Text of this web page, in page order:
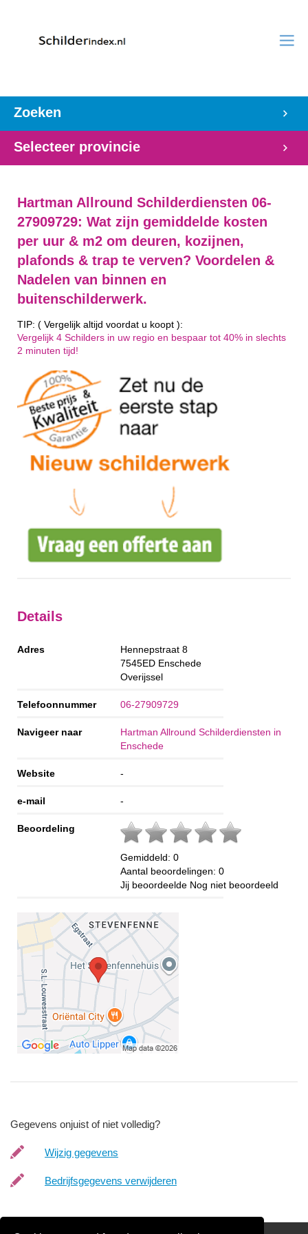
Zoeken
Selecteer provincie
Hartman Allround Schilderdiensten 06-
27909729: Wat zijn gemiddelde kosten
per uur & m2 om deuren, kozijnen,
plafonds & trap te verven? Voordelen &
Nadelen van binnen en
buitenschilderwerk.
TIP: ( Vergelijk altijd voordat u koopt ):
Vergelijk 4 Schilders in uw regio en bespaar tot 40% in slechts
2 minuten tijd!
Details
Adres
Hennepstraat 8
7545ED Enschede
Overijssel
Telefoonnummer 06-27909729
Navigeer naar
Hartman Allround Schilderdiensten in
Enschede
Website -
e-mail -
Beoordeling
Gemiddeld: 0
Aantal beoordelingen: 0
Jij beoordeelde Nog niet beoordeeld
Gegevens onjuist of niet volledig?
Wijzig gegevens
Bedrijfsgegevens verwijderen